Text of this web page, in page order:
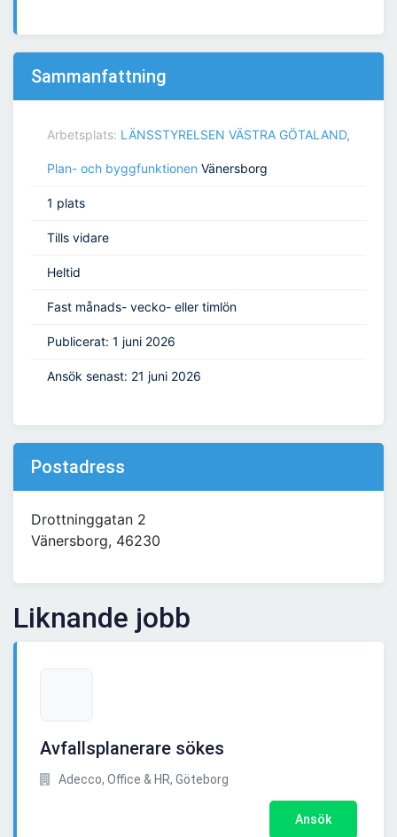
Sammanfattning
Arbetsplats: LÄNSSTYRELSEN VÄSTRA GÖTALAND,
Plan- och byggfunktionen Vänersborg
1 plats
Tills vidare
Heltid
Fast månads- vecko- eller timlön
Publicerat: 1 juni 2026
Ansök senast: 21 juni 2026
Postadress
Drottninggatan 2
Vänersborg, 46230
Liknande jobb
Avfallsplanerare sökes
Adecco, Office & HR, Göteborg
Ansök